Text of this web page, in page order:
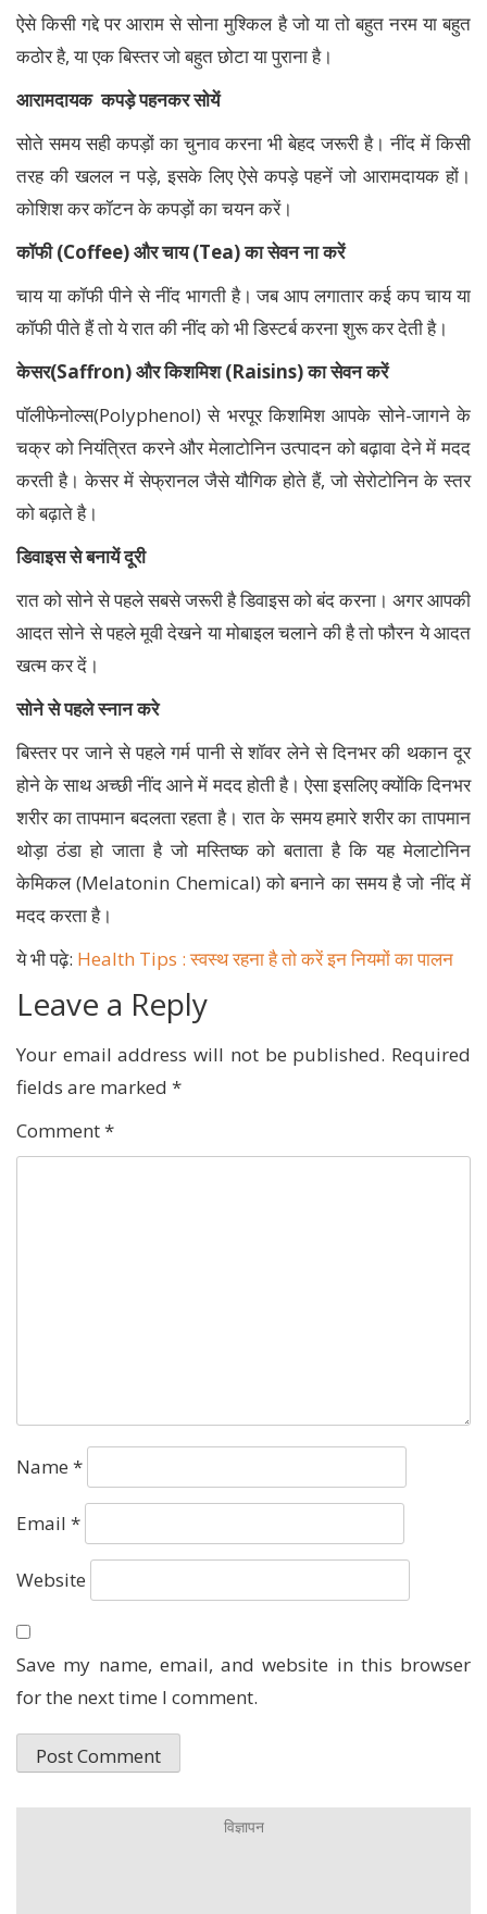
ऐसे किसी गद्दे पर आराम से सोना मुश्किल है जो या तो बहुत नरम या बहुत
कठोर है, या एक बिस्तर जो बहुत छोटा या पुराना है।
आरामदायक कपड़े पहनकर सोयें
सोते समय सही कपड़ों का चुनाव करना भी बेहद जरूरी है। नींद में किसी
तरह की खलल न पड़े, इसके लिए ऐसे कपड़े पहनें जो आरामदायक हों।
कोशिश कर कॉटन के कपड़ों का चयन करें।
कॉफी (Coffee) और चाय (Tea) का सेवन ना करें
चाय या कॉफी पीने से नींद भागती है। जब आप लगातार कई कप चाय या
कॉफी पीते हैं तो ये रात की नींद को भी डिस्टर्ब करना शुरू कर देती है।
केसर(Saffron) और किशमिश (Raisins) का सेवन करें
पॉलीफेनोल्स(Polyphenol) से भरपूर किशमिश आपके सोने-जागने के
चक्र को नियंत्रित करने और मेलाटोनिन उत्पादन को बढ़ावा देने में मदद
करती है। केसर में सेफ्रानल जैसे यौगिक होते हैं, जो सेरोटोनिन के स्तर
को बढ़ाते है।
डिवाइस से बनायें दूरी
रात को सोने से पहले सबसे जरूरी है डिवाइस को बंद करना। अगर आपकी
आदत सोने से पहले मूवी देखने या मोबाइल चलाने की है तो फौरन ये आदत
खत्म कर दें।
सोने से पहले स्नान करे
बिस्तर पर जाने से पहले गर्म पानी से शॉवर लेने से दिनभर की थकान दूर
होने के साथ अच्छी नींद आने में मदद होती है। ऐसा इसलिए क्योंकि दिनभर
शरीर का तापमान बदलता रहता है। रात के समय हमारे शरीर का तापमान
थोड़ा ठंडा हो जाता है जो मस्तिष्क को बताता है कि यह मेलाटोनिन
केमिकल (Melatonin Chemical) को बनाने का समय है जो नींद में
मदद करता है।
ये भी पढ़े: Health Tips : स्वस्थ रहना है तो करें इन नियमों का पालन
Leave a Reply
Your email address will not be published. Required
fields are marked *
Comment*
Name *
Email *
Website
Save my name, email, and website in this browser
for the next time I comment.